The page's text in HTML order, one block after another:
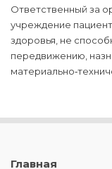
Ответственный за
учреждение
здоровья, не
передвижению,
Главная